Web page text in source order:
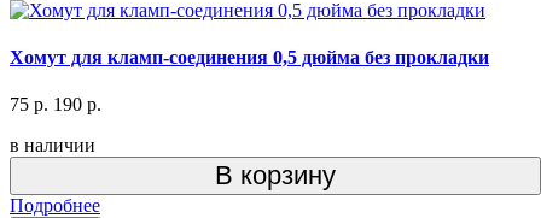
Хомут для кламп-соединения 0,5 дюйма без прокладки
75 р. 190 р.
в наличии
В корзину
Подробнее